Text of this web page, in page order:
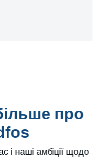
про
і наші амбіції щодо